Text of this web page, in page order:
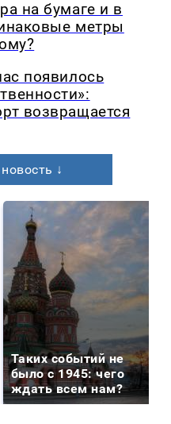
на бумаге и в
метры
появилось
возвращается
↓
Таких событий не
было с 1945: чего
ждать всем нам?